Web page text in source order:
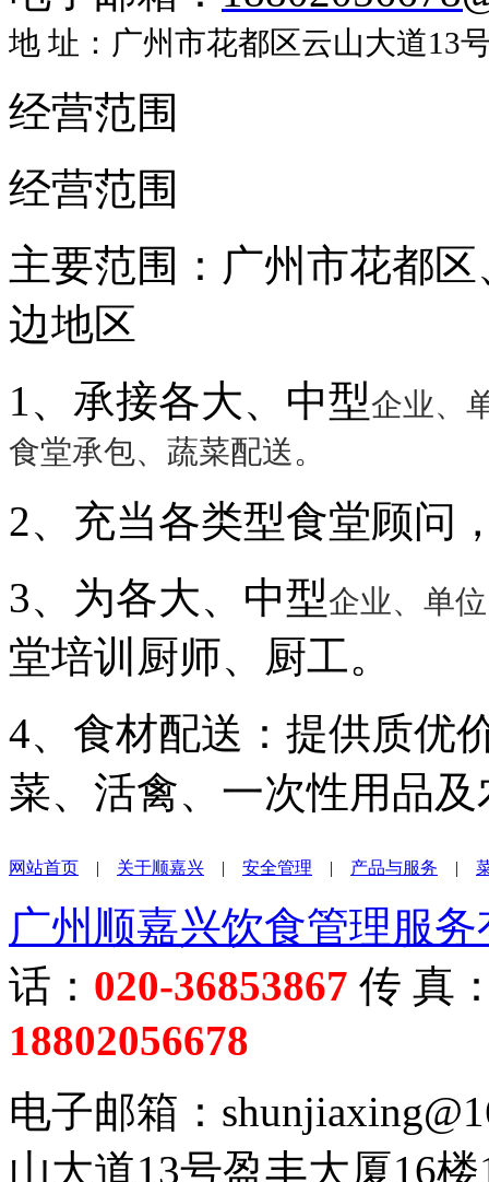
地 址：广州市花都区云山大道13
经营范围
经营范围
主要范围：广州市花都
边地区
1、承接各大、中型企业、
食堂承包、蔬菜配送。
2、充当各类型食堂顾问
3、为各大、中型企业、单
堂培训厨师、厨工。
4、食材配送：提供质优
菜、活禽、一次性用品
网站首页 | 关于顺嘉兴 | 安全管理 | 产品与服务 |
广州顺嘉兴饮食管理服
话： 020-36853867 传 真
18802056678
电子邮箱：
山大道13号盈丰大厦16楼